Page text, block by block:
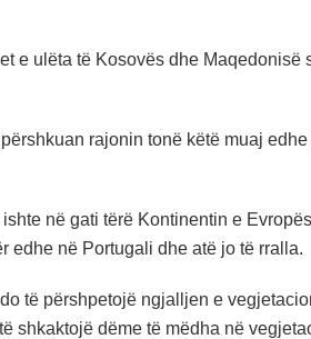
e ulëta të Kosovës dhe Maqedonisë
rajonin tonë këtë muaj
në gati tërë Kontinentin e
edhe në Portugali dhe atë jo të rralla.
të përshpetojë ngjalljen e
shkaktojë dëme të mëdha në